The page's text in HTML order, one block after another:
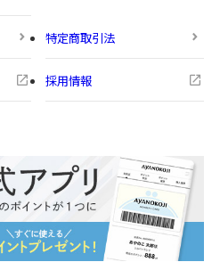
特定商取引法
採用情報